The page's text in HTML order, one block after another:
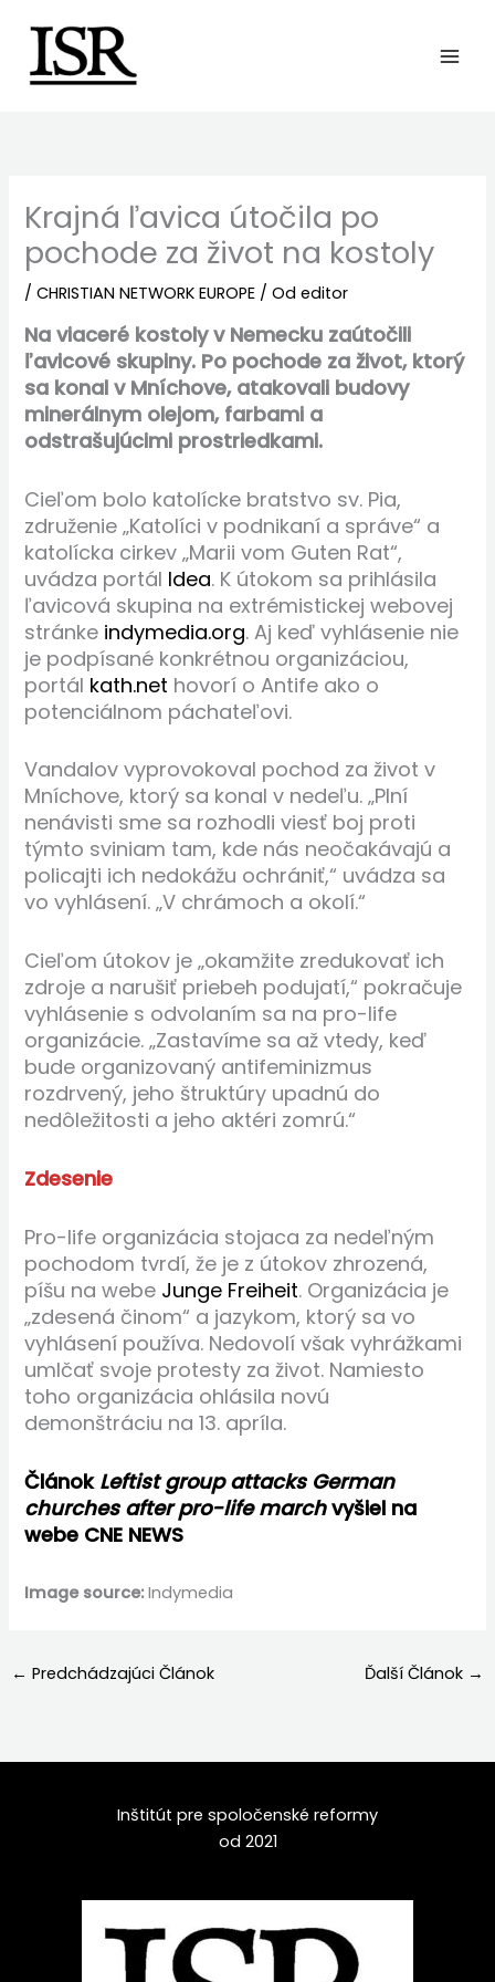
obsah
Krajná ľavica útočila po
pochode za život na kostoly
/CHRISTIAN NETWORK EUROPE / Od editor
Na viaceré kostoly v Nemecku zaútočili
ľavicové skupiny. Po pochode za život, ktorý
sa konal v Mníchove, atakovali budovy
minerálnym olejom, farbami a
odstrašujúcimi prostriedkami.
Cieľom bolo katolícke bratstvo sv. Pia,
združenie „Katolíci v podnikaní a správe“ a
katolícka cirkev „Marii vom Guten Rat“,
uvádza portál Idea. K útokom sa prihlásila
ľavicová skupina na extrémistickej webovej
stránke indymedia.org. Aj keď vyhlásenie nie
je podpísané konkrétnou organizáciou,
portál kath.net hovorí o Antife ako o
potenciálnom páchateľovi.
Vandalov vyprovokoval pochod za život v
Mníchove, ktorý sa konal v nedeľu. „Plní
nenávisti sme sa rozhodli viesť boj proti
týmto sviniam tam, kde nás neočakávajú a
policajti ich nedokážu ochrániť,“ uvádza sa
vo vyhlásení. „V chrámoch a okolí.“
Cieľom útokov je „okamžite zredukovať ich
zdroje a narušiť priebeh podujatí,“ pokračuje
vyhlásenie s odvolaním sa na pro-life
organizácie. „Zastavíme sa až vtedy, keď
bude organizovaný antifeminizmus
rozdrvený, jeho štruktúry upadnú do
nedôležitosti a jeho aktéri zomrú.“
Zdesenie
Pro-life organizácia stojaca za nedeľným
pochodom tvrdí, že je z útokov zhrozená,
píšu na webe Junge Freiheit. Organizácia je
„zdesená činom“ a jazykom, ktorý sa vo
vyhlásení používa. Nedovolí však vyhrážkami
umlčať svoje protesty za život. Namiesto
toho organizácia ohlásila novú
demonštráciu na 13. apríla.
Článok Leftist group attacks German
churches after pro-life marchvyšiel na
webe CNE NEWS
Image source:Indymedia
← Predchádzajúci Článok Ďalší Článok →
Inštitút pre spoločenské reformy
od 2021